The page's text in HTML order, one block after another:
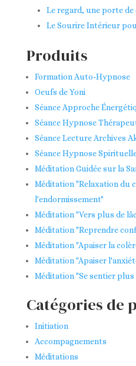
Le regard, une porte
Le Sourire Intérieur
Produits
Formation Auto-Hypnose
Oeufs de Yoni
Séance Approche
Séance Hypnose
Séance Lecture Archives
Séance Hypnose
Méditation Guidée sur la
Méditation "Relaxation du
l'endormissement"
Méditation "Vers plus de
Méditation "Reprendre
Méditation "Apaiser la
Méditation "Apaiser
Méditation "Se sentier plus
Catégories de
Initiation
Accompagnements
Méditations